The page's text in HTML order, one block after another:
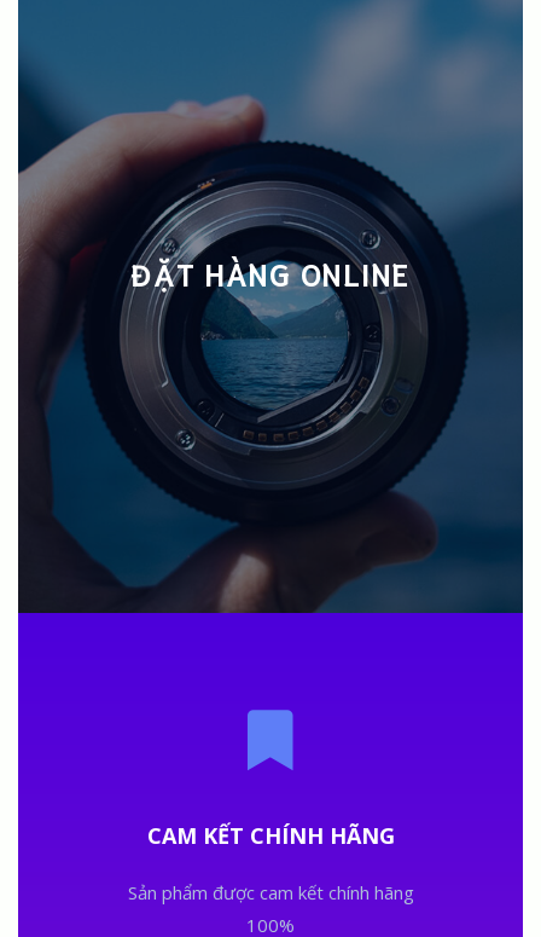
ĐẶT HÀNG ONLINE
CAM KẾT CHÍNH HÃNG
Sản phẩm được cam kết chính hãng
100%